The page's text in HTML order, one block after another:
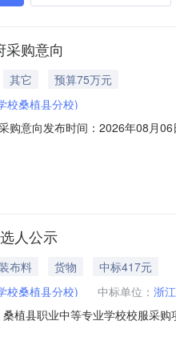
购意向
其它
预算75万元
校桑植县分校)
意向发布时间：2026年08月
我校组织学生参加“我的韶山行”
人公示
布料 货物
中标417元
校桑植县分校) 中标单位： 浙
植县职业中等专业学校校服采
局联系电话：0744-6222519/